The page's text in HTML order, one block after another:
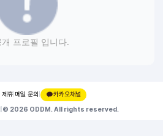
개 프로필 입니다.
제휴 메일 문의 |
카카오채널
© 2026 ODDM. All rights reserved.